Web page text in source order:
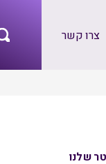
צרו קשר
שלנו